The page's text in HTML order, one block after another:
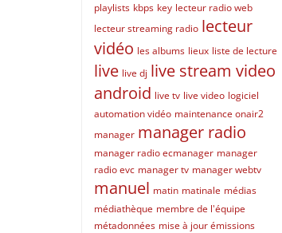
playlists kbps key lecteur radio web
lecteur streaming radio lecteur
vidéo les albums lieux liste de lecture
live live dj live stream video
android live tv live video logiciel
automation vidéo maintenance onair2
manager manager radio
manager radio ecmanager manager
radio evc manager tv manager webtv
manuel matin matinale médias
médiathèque membre de l'équipe
métadonnées mise à jour émissions